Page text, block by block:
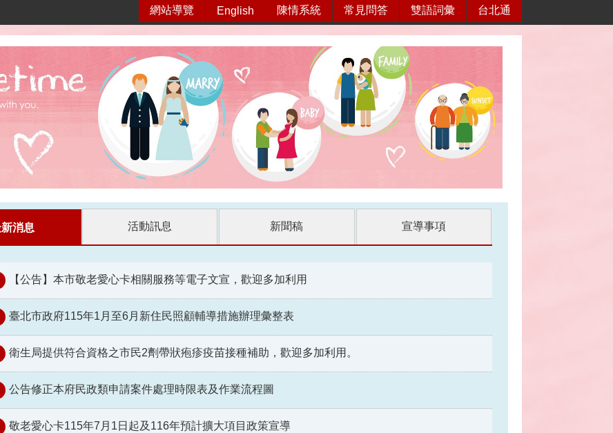
網站導覽 English 陳情系統 常見問答 雙語詞彙 台北通
消息 活動訊息 新聞稿 宣導事項
【公告】本市敬老愛心卡相關服務等電子文宣，歡迎多加利用
臺北市政府115年1月至6月新住民照顧輔導措施辦理彙整表
衛生局提供符合資格之市民2劑帶狀疱疹疫苗接種補助，歡迎多加利用。
公告修正本府民政類申請案件處理時限表及作業流程圖
敬老愛心卡115年7月1日起及116年預計擴大項目政策宣導